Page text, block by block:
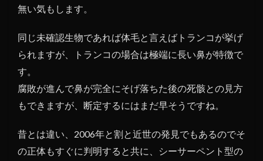
無い気もします。
同じ未確認生物であれば体毛と言えばトランコが挙げ
られますが、トランコの場合は極端に長い鼻が特徴で
す。
腐敗が進んで鼻が完全にそげ落ちた後の死骸との見方
もできますが、断定するにはまだ早そうですね。
昔とは違い、2006年と割と近世の発見でもあるのでそ
の正体もすぐに判明すると共に、シーサーペント型の